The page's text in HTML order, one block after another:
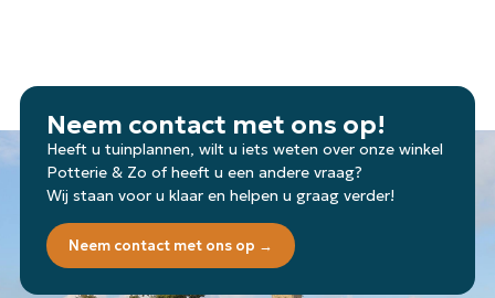
Neem contact met ons op!
Heeft u tuinplannen, wilt u iets weten over onze winkel
Potterie & Zo of heeft u een andere vraag?
Wij staan voor u klaar en helpen u graag verder!
Neem contact met ons op →